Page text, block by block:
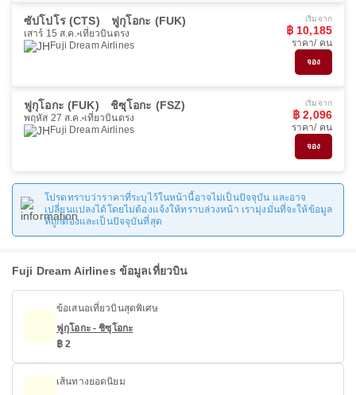
ซัปโปโร (CTS) ฟูกุโอกะ (FUK)
เสาร์ 15 ส.ค. เที่ยวบินตรง
Fuji Dream Airlines
เริ่มจาก
฿ 10,185
ราคา/ คน
จอง
ฟูกุโอกะ (FUK) ชิซุโอกะ (FSZ)
พฤหัส 27 ส.ค. เที่ยวบินตรง
Fuji Dream Airlines
เริ่มจาก
฿ 2,096
ราคา/ คน
จอง
โปรดทราบว่าราคาที่ระบุไว้ในหน้านี้อาจไม่เป็นปัจจุบัน และอาจ
เปลี่ยนแปลงได้โดยไม่ต้องแจ้งให้ทราบล่วงหน้า เรามุ่งมั่นที่จะให้ข้อมูล
ที่ถูกต้องและเป็นปัจจุบันที่สุด
Fuji Dream Airlines ข้อมูลเที่ยวบิน
ข้อเสนอเที่ยวบินสุดพิเศษ
ฟูกุโอกะ - ชิซุโอกะ
฿ 2
เส้นทางยอดนิยม